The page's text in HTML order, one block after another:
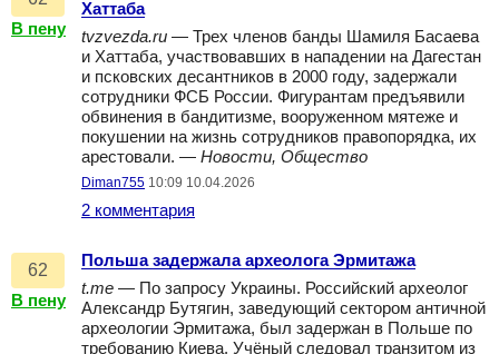
В пену
Хаттаба
tvzvezda.ru — Трех членов банды Шамиля Басаева
и Хаттаба, участвовавших в нападении на Дагестан
и псковских десантников в 2000 году, задержали
сотрудники ФСБ России. Фигурантам предъявили
обвинения в бандитизме, вооруженном мятеже и
покушении на жизнь сотрудников правопорядка, их
арестовали. — Новости, Общество
Diman755 10:09 10.04.2026
2 комментария
62
В пену
Польша задержала археолога Эрмитажа
t.me — По запросу Украины. Российский археолог
Александр Бутягин, заведующий сектором античной
археологии Эрмитажа, был задержан в Польше по
требованию Киева. Учёный следовал транзитом из